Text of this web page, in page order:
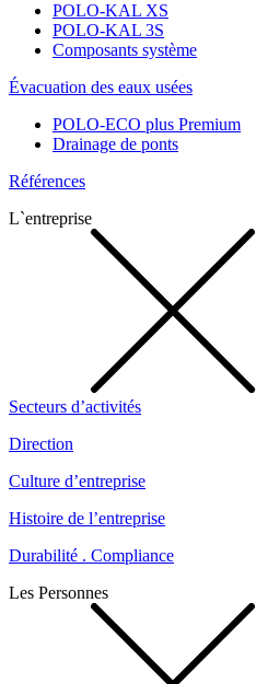
POLO-KAL XS
POLO-KAL 3S
Composants système
Évacuation des eaux usées
POLO-ECO plus Premium
Drainage de ponts
Références
L`entreprise
Secteurs d’activités
Direction
Culture d’entreprise
Histoire de l’entreprise
Durabilité . Compliance
Les Personnes